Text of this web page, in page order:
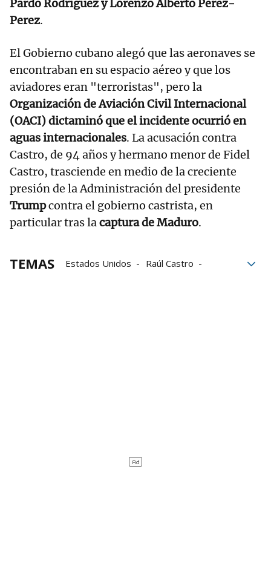
Pardo Rodríguez y Lorenzo Alberto Perez-
Perez.
El Gobierno cubano alegó que las aeronaves se
encontraban en su espacio aéreo y que los
aviadores eran "terroristas", pero la
Organización de Aviación Civil Internacional
(OACI) dictaminó que el incidente ocurrió en
aguas internacionales. La acusación contra
Castro, de 94 años y hermano menor de Fidel
Castro, trasciende en medio de la creciente
presión de la Administración del presidente
Trumpcontra el gobierno castrista, en
particular tras lacaptura de Maduro.
TEMAS Estados Unidos
Raúl Castro